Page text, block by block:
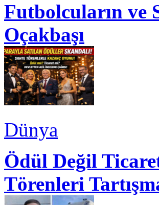
Futbolcuların ve
Oçakbaşı
Dünya
Ödül Değil
Törenleri